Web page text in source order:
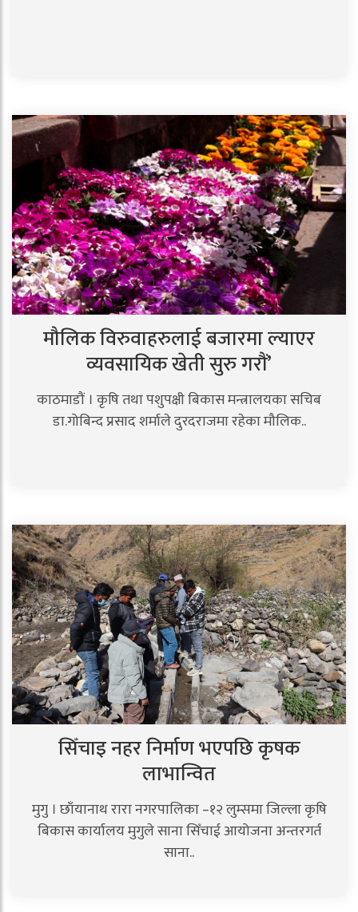
मौलिक विरुवाहरुलाई बजारमा ल्याएर
व्यवसायिक खेती सुरु गरौं’
काठमाडौं । कृषि तथा पशुपक्षी बिकास मन्त्रालयका सचिब
डा.गोबिन्द प्रसाद शर्माले दुरदराजमा रहेका मौलिक..
सिँचाइ नहर निर्माण भएपछि कृषक
लाभान्वित
मुगु । छाँयानाथ रारा नगरपालिका –१२ लुम्समा जिल्ला कृषि
बिकास कार्यालय मुगुले साना सिँचाई आयोजना अन्तरगर्त
साना..